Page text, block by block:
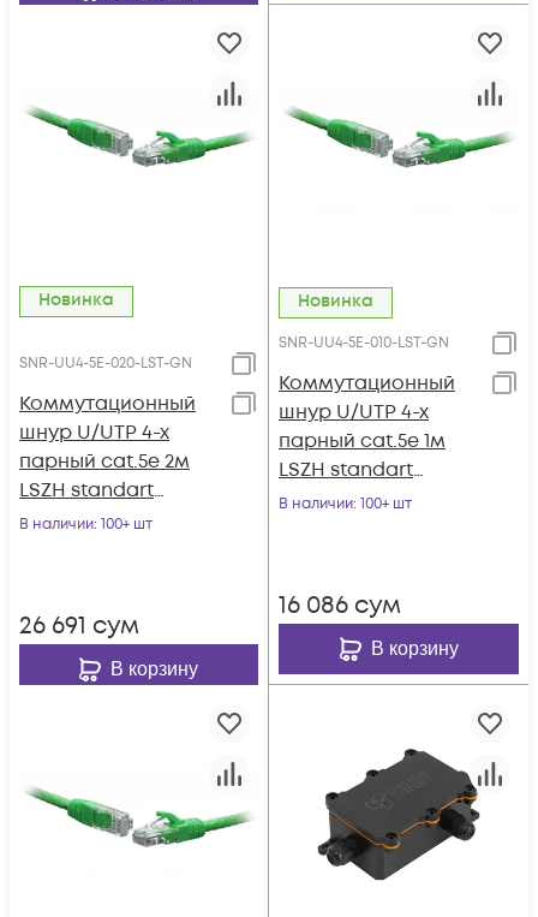
Новинка
SNR-UU4-5E-020-LST-GN
Коммутационный
шнур U/UTP 4-х
парный cat.5e 2м
LSZH standart
зеленый
В наличии: 100+ шт
26 691 сум
В корзину
Новинка
SNR-UU4-5E-010-LST-GN
Коммутационный
шнур U/UTP 4-х
парный cat.5e 1м
LSZH standart
зеленый
В наличии: 100+ шт
16 086 сум
В корзину